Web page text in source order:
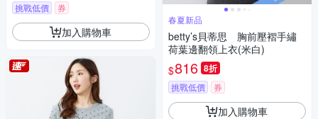
挑戰低價 券
加入購物車
春夏新品
betty’s貝蒂思 胸前壓褶手繡
荷葉邊翻領上衣(米白)
$816 8折
挑戰低價 券
加入購物車